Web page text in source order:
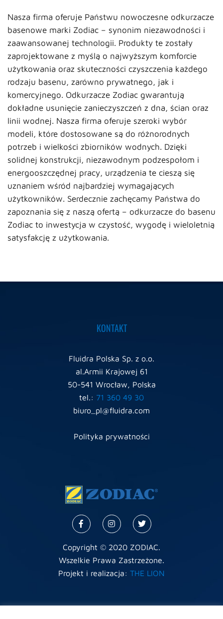
Nasza firma oferuje Państwu nowoczesne odkurzacze
basenowe marki Zodiac – synonim niezawodności i
zaawansowanej technologii. Produkty te zostały
zaprojektowane z myślą o najwyższym komforcie
użytkowania oraz skuteczności czyszczenia każdego
rodzaju basenu, zarówno prywatnego, jak i
komercyjnego. Odkurzacze Zodiac gwarantują
dokładne usunięcie zanieczyszczeń z dna, ścian oraz
linii wodnej. Nasza firma oferuje szeroki wybór
modeli, które dostosowane są do różnorodnych
potrzeb i wielkości zbiorników wodnych. Dzięki
solidnej konstrukcji, niezawodnym podzespołom i
energooszczędnej pracy, urządzenia te cieszą się
uznaniem wśród najbardziej wymagających
użytkowników. Serdecznie zachęcamy Państwa do
zapoznania się z naszą ofertą – odkurzacze do basenu
Zodiac to inwestycja w czystość, wygodę i wieloletnią
satysfakcję z użytkowania.
KONTAKT
Fluidra Polska Sp. z o.o.
al.Armii Krajowej 61
50-541 Wrocław, Polska
tel.: 71 360 49 30
biuro_pl@fluidra.com
Polityka prywatności
Copyright © 2020 ZODIAC.
Wszelkie Prawa Zastrzeżone.
Projekt i realizacja: THE LION